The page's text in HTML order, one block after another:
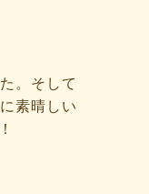
。そして
素晴しい